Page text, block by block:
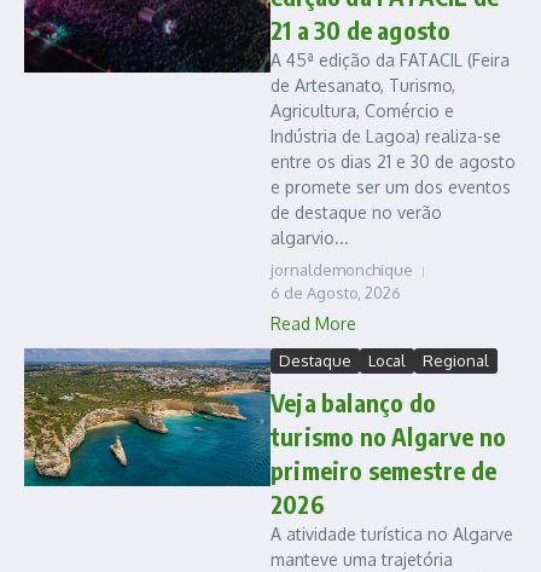
21 a 30 de agosto
A 45ª edição da FATACIL (Feira
de Artesanato, Turismo,
Agricultura, Comércio e
Indústria de Lagoa) realiza-se
entre os dias 21 e 30 de agosto
e promete ser um dos eventos
de destaque no verão
algarvio...
jornaldemonchique
6 de Agosto, 2026
Read More
Destaque Local Regional
Veja balanço do
turismo no Algarve no
primeiro semestre de
2026
A atividade turística no Algarve
manteve uma trajetória